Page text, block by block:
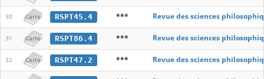
30 Carte RSPT45.4 *** Revue des sciences
31 Carte RSPT86.4 *** Revue des sciences
32 Carte RSPT47.2 *** Revue des sciences